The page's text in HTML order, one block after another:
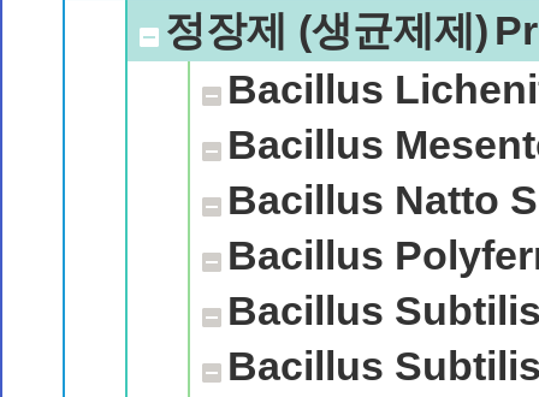
정장제 (생균제제)
Bacillus
Bacillus
Bacillus Natto
Bacillus
Bacillus
Bacillus